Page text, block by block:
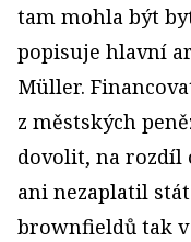
tam mohla být
popisuje hlavní
Müller.
z městských
dovolit, na rozdíl
ani nezaplatil
brownfieldů tak